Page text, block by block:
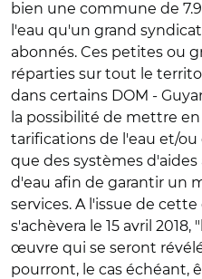
bien une commune de
l'eau qu'un grand
abonnés. Ces petites ou
réparties sur tout le
dans certains DOM -
la possibilité de mettre
tarifications de l'eau et/ou
que des systèmes
d'eau afin de garantir un
services. A l'issue de
s'achèvera le 15 avril
œuvre qui se seront
pourront, le cas échéant,